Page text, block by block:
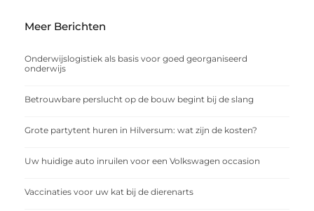
Meer Berichten
Onderwijslogistiek als basis voor goed georganiseerd
onderwijs
Betrouwbare perslucht op de bouw begint bij de slang
Grote partytent huren in Hilversum: wat zijn de kosten?
Uw huidige auto inruilen voor een Volkswagen occasion
Vaccinaties voor uw kat bij de dierenarts